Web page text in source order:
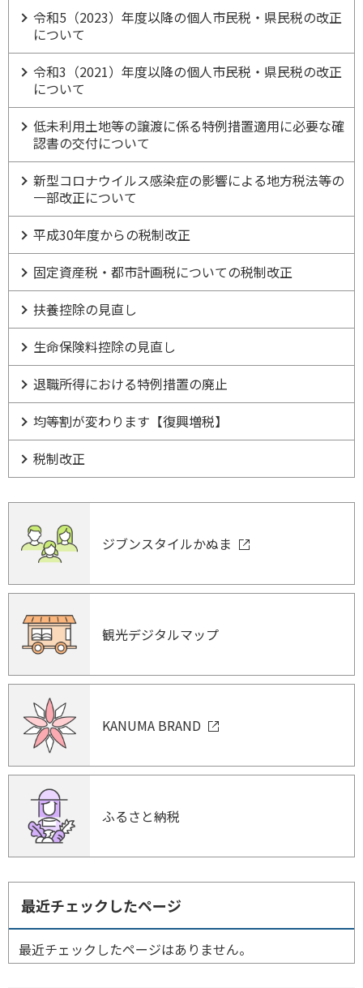
令和5（2023）年度以降の個人市民税・県民税の改正
について
令和3（2021）年度以降の個人市民税・県民税の改正
について
低未利用土地等の譲渡に係る特例措置適用に必要な確
認書の交付について
新型コロナウイルス感染症の影響による地方税法等の
一部改正について
平成30年度からの税制改正
固定資産税・都市計画税についての税制改正
扶養控除の見直し
生命保険料控除の見直し
退職所得における特例措置の廃止
均等割が変わります【復興増税】
税制改正
ジブンスタイルかぬま
観光デジタルマップ
KANUMA BRAND
ふるさと納税
最近チェックしたページ
最近チェックしたページはありません。